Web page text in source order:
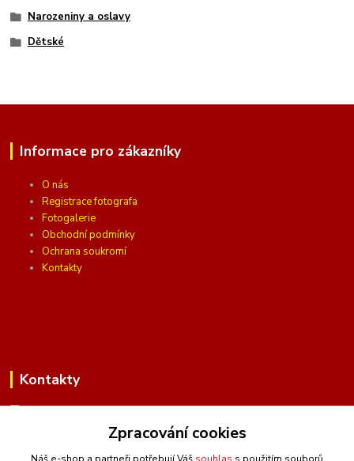
Narozeniny a oslavy
Dětské
Informace pro zákazníky
O nás
Registrace fotografa
Fotogalerie
Obchodní podmínky
Ochrana soukromí
Kontakty
Kontakty
(Po-Pá, 10 - 16 hod.)
Zpracování cookies